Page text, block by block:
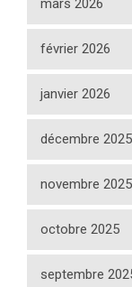
mars 2026
février 2026
janvier 2026
décembre 2025
novembre 2025
octobre 2025
septembre